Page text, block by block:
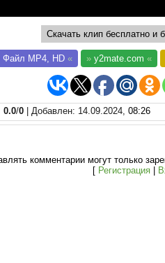
Скачать клип бесплатно и
Файл MP4, HD « »y2mate.com «
0.0/0 Добавлен: 14.09.2024, 08:26
комментарии могут только
[ Регистрация